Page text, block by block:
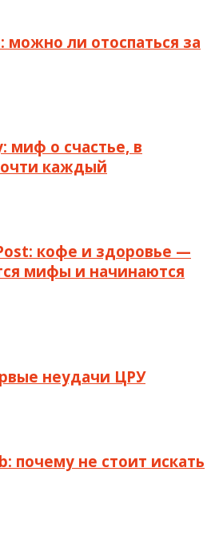
можно ли отоспаться за
миф о счастье, в
каждый
кофе и здоровье —
мифы и начинаются
неудачи ЦРУ
почему не стоит искать